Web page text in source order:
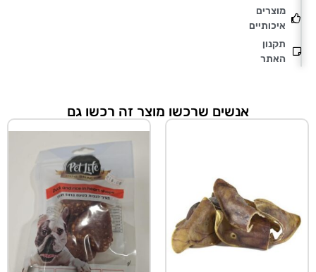
מוצרים
איכותיים
תקנון
האתר
אנשים שרכשו מוצר זה רכשו גם